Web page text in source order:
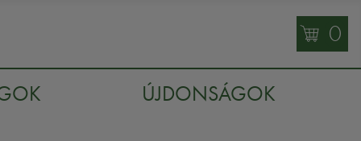
0
ÚJDONSÁGOK